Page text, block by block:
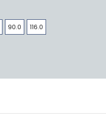
90.0 116.0